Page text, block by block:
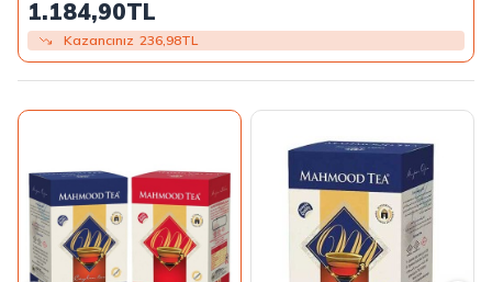
1.184,90TL
Kazancınız 236,98TL